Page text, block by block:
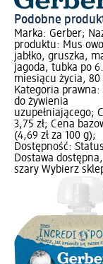
Podobne
Marka: Gerber;
produktu: Mus
jabłko, gruszka,
jagoda, tubka po 6.
miesiącu życia, 80
Kategoria prawna:
do żywienia
uzupełniającego;
3,75 zł; Cena
(4,69 zł za 100 g);
Dostępność:
Dostawa
szary Wybierz